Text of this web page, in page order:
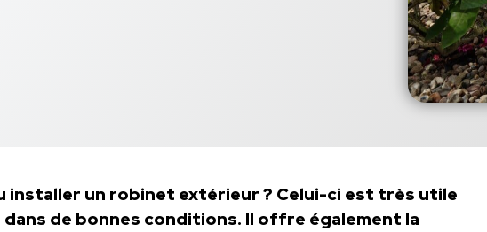
installer un robinet extérieur ? Celui-ci est très utile
de bonnes conditions. Il offre également la